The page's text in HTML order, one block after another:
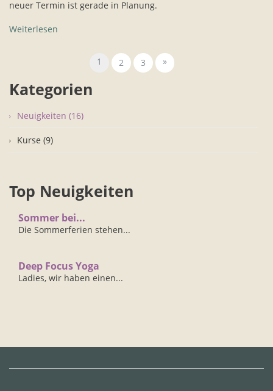
neuer Termin ist gerade in Planung.
Weiterlesen
1 2 3 »
Kategorien
Neuigkeiten (16)
Kurse (9)
Top Neuigkeiten
Sommer bei...
Die Sommerferien stehen...
Deep Focus Yoga
Ladies, wir haben einen...